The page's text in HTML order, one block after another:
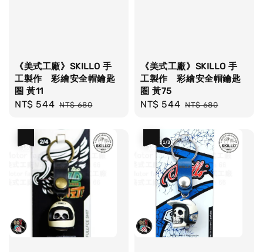
《美式工廠》SKILLO 手
工製作 彩繪安全帽鑰匙
圏 黃11
Sale
NT$ 544 Regular
NT$ 680
《美式工廠》SKILLO 手
工製作 彩繪安全帽鑰匙
圏 黃75
Sale
NT$ 544 Regular
NT$ 680